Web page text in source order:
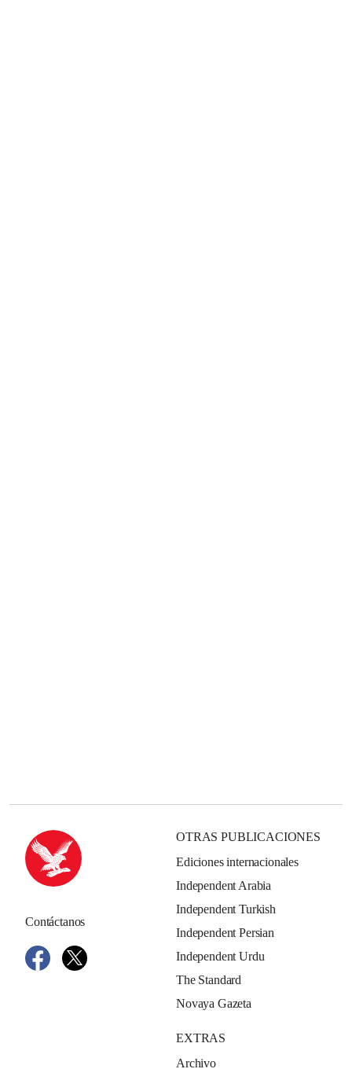
Contáctanos
OTRAS PUBLICACIONES
Ediciones internacionales
Independent Arabia
Independent Turkish
Independent Persian
Independent Urdu
The Standard
Novaya Gazeta
EXTRAS
Archivo